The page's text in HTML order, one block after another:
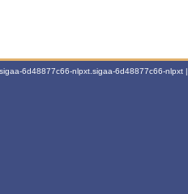
6d48877c66-nlpxt.sigaa-6d48877c66-nlpxt |